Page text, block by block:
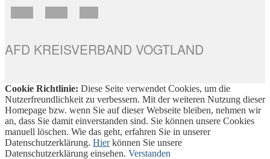
AFD KREISVERBAND VOGTLAND
Cookie Richtlinie: Diese Seite verwendet Cookies, um die
Nutzerfreundlichkeit zu verbessern. Mit der weiteren Nutzung dieser
Homepage bzw. wenn Sie auf dieser Webseite bleiben, nehmen wir
an, dass Sie damit einverstanden sind. Sie können unsere Cookies
manuell löschen. Wie das geht, erfahren Sie in unserer
Datenschutzerklärung. Hierkönnen Sie unsere
Datenschutzerklärung einsehen. Verstanden